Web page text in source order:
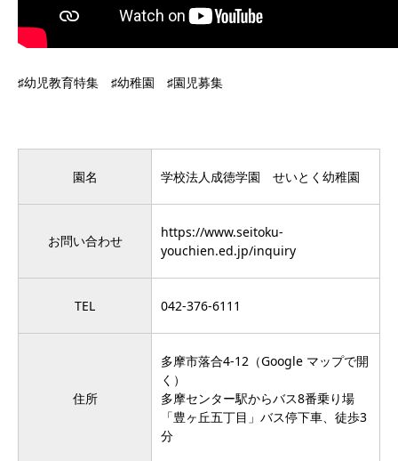
♯幼児教育特集 ♯幼稚園 ♯園児募集
園名 学校法人成徳学園 せいとく幼稚園
お問い合わせ
https://www.seitoku-
youchien.ed.jp/inquiry
TEL 042-376-6111
住所
多摩市落合4-12（Google マップで開
く ）
多摩センター駅からバス8番乗り場
「豊ヶ丘五丁目」バス停下車、徒歩3
分